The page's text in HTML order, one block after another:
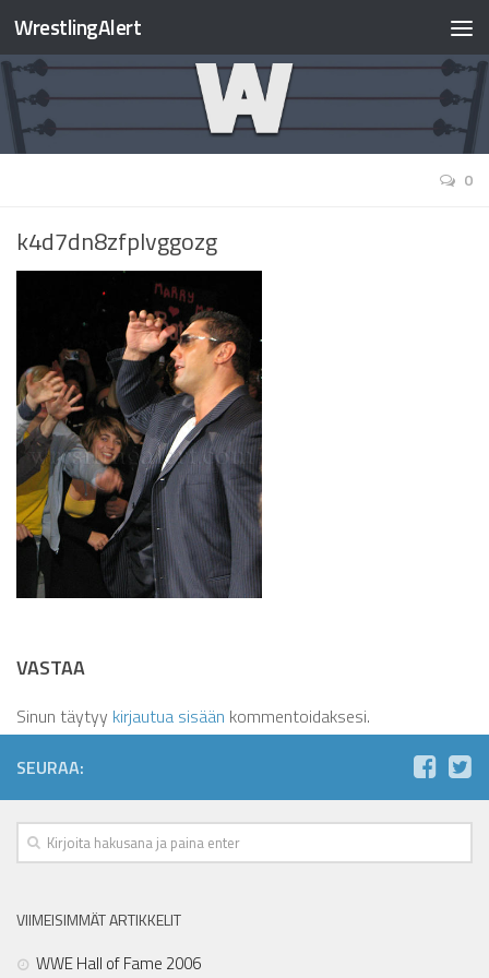
WrestlingAlert
0
k4d7dn8zfplvggozg
VASTAA
Sinun täytyy kirjautua sisään kommentoidaksesi.
SEURAA:
VIIMEISIMMÄT ARTIKKELIT
WWE Hall of Fame 2006